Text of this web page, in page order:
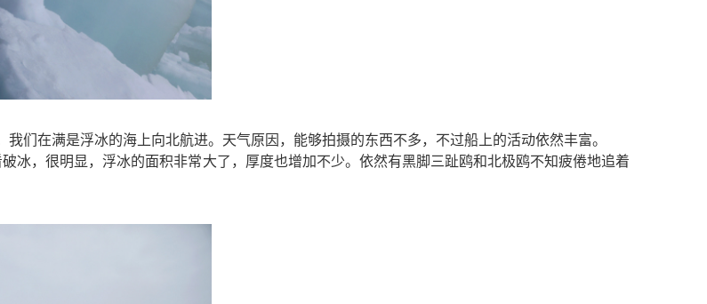
们在满是浮冰的海上向北航进。天气原因，能够拍摄的东西不多，不过船上的活动依然丰富。
冰，很明显，浮冰的面积非常大了，厚度也增加不少。依然有黑脚三趾鸥和北极鸥不知疲倦地追着